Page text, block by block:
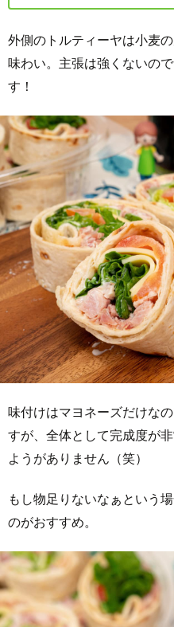
外側のトルティーヤは小麦
味わい。主張は強くないの
す！
味付けはマヨネーズだけな
すが、全体として完成度が
ようがありません（笑）
もし物足りないなぁという
のがおすすめ。